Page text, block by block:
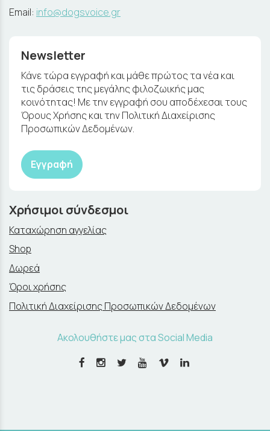
Email: info@dogsvoice.gr
Newsletter
Κάνε τώρα εγγραφή και μάθε πρώτος τα νέα και
τις δράσεις της μεγάλης φιλοζωικής μας
κοινότητας! Με την εγγραφή σου αποδέχεσαι τους
Όρους Χρήσης και την Πολιτική Διαχείρισης
Προσωπικών Δεδομένων.
Εγγραφή
Χρήσιμοι σύνδεσμοι
Καταχώρηση αγγελίας
Shop
Δωρεά
Όροι χρήσης
Πολιτική Διαχείρισης Προσωπικών Δεδομένων
Ακολουθήστε μας στα Social Media